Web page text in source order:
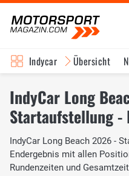
Indycar Übersicht
IndyCar Long
Startaufstellung -
IndyCar Long Beach 2026 -
Endergebnis mit allen
Rundenzeiten und